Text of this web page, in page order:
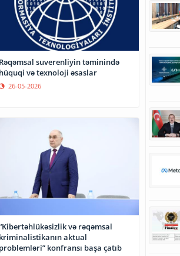
Rəqəmsal suverenliyin təminində
hüquqi və texnoloji əsaslar
26-05-2026
və rəqəmsal
kriminalistikanın aktual
problemləri” konfransı başa çatıb